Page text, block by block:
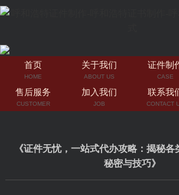
首页
HOME
关于我们
ABOUT US
证件制
CASE
售后服务
CUSTOMER
加入我们
JOB
联系我
CONTACT
《证件无忧，一站式代办攻略：揭秘
秘密与技巧》